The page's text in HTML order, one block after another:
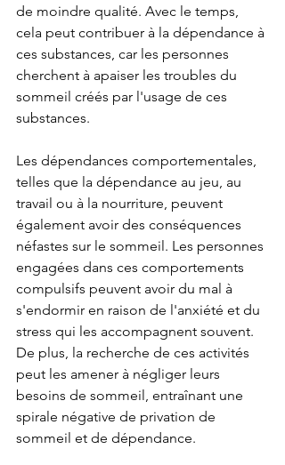
de moindre qualité. Avec le temps,
cela peut contribuer à la dépendance à
ces substances, car les personnes
cherchent à apaiser les troubles du
sommeil créés par l'usage de ces
substances.
Les dépendances comportementales,
telles que la dépendance au jeu, au
travail ou à la nourriture, peuvent
également avoir des conséquences
néfastes sur le sommeil. Les personnes
engagées dans ces comportements
compulsifs peuvent avoir du mal à
s'endormir en raison de l'anxiété et du
stress qui les accompagnent souvent.
De plus, la recherche de ces activités
peut les amener à négliger leurs
besoins de sommeil, entraînant une
spirale négative de privation de
sommeil et de dépendance.